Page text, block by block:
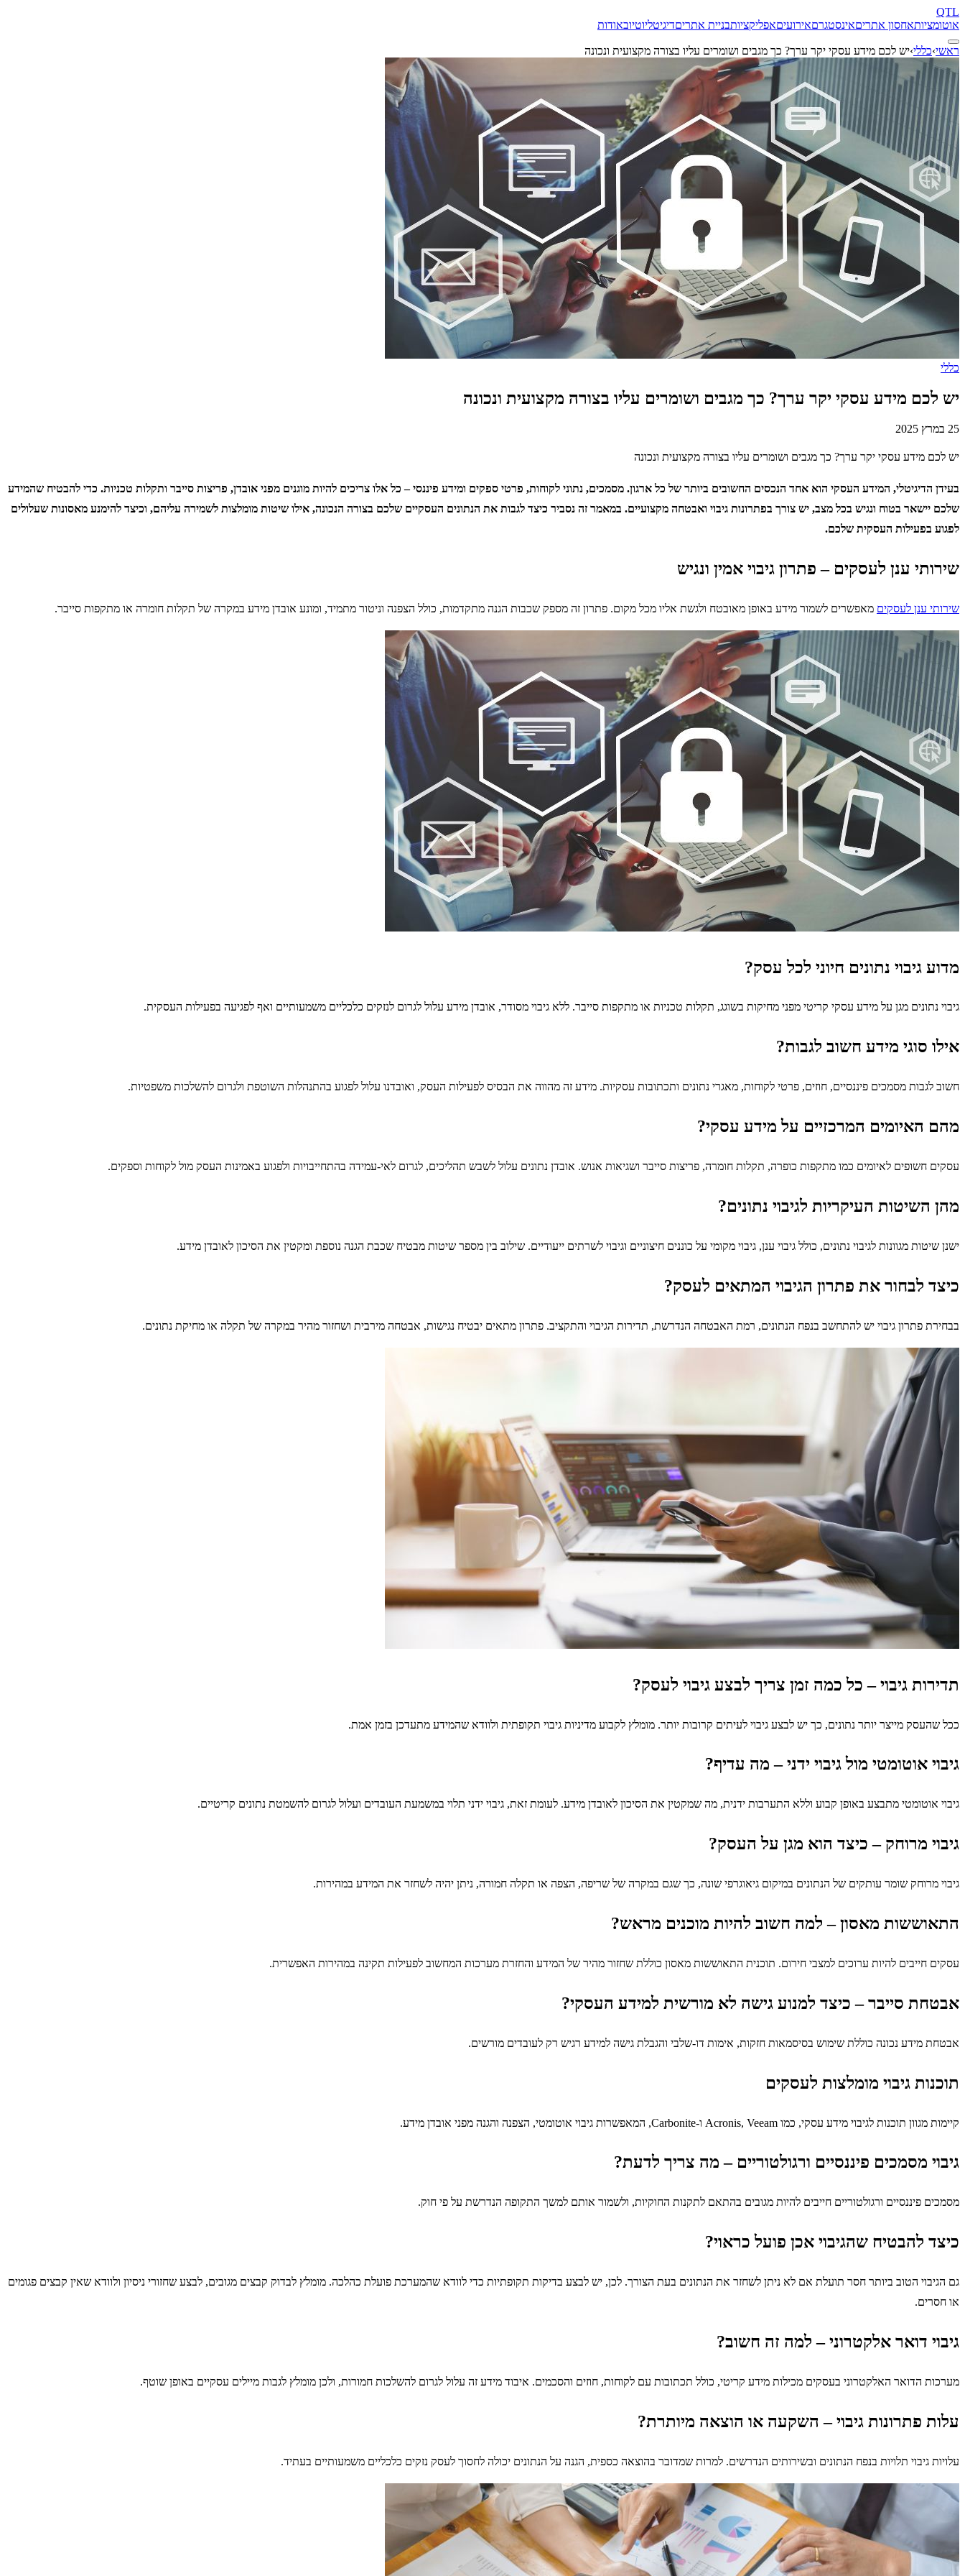
QTL
אוטומציותאחסון אתריםאינסטגרםאירועיםאפליקציותבניית אתריםדיגיטליוטיובאודות
ראשי›כללי›יש לכם מידע עסקי יקר ערך? כך מגבים ושומרים עליו בצורה מקצועית ונכונה
כללי
יש לכם מידע עסקי יקר ערך? כך מגבים ושומרים עליו בצורה מקצועית ונכונה
25 במרץ 2025
יש לכם מידע עסקי יקר ערך? כך מגבים ושומרים עליו בצורה מקצועית ונכונה
בעידן הדיגיטלי, המידע העסקי הוא אחד הנכסים החשובים ביותר של כל ארגון. מסמכים, נתוני לקוחות, פרטי ספקים ומידע פיננסי – כל אלו צריכים להיות מוגנים מפני אובדן, פריצות סייבר ותקלות טכניות. כדי להבטיח שהמידע
שלכם יישאר בטוח ונגיש בכל מצב, יש צורך בפתרונות גיבוי ואבטחה מקצועיים. במאמר זה נסביר כיצד לגבות את הנתונים העסקיים שלכם בצורה הנכונה, אילו שיטות מומלצות לשמירה עליהם, וכיצד להימנע מאסונות שעלולים
לפגוע בפעילות העסקית שלכם.
שירותי ענן לעסקים – פתרון גיבוי אמין ונגיש
שירותי ענן לעסקים מאפשרים לשמור מידע באופן מאובטח ולגשת אליו מכל מקום. פתרון זה מספק שכבות הגנה מתקדמות, כולל הצפנה וניטור מתמיד, ומונע אובדן מידע במקרה של תקלות חומרה או מתקפות סייבר.
מדוע גיבוי נתונים חיוני לכל עסק?
גיבוי נתונים מגן על מידע עסקי קריטי מפני מחיקות בשוגג, תקלות טכניות או מתקפות סייבר. ללא גיבוי מסודר, אובדן מידע עלול לגרום לנזקים כלכליים משמעותיים ואף לפגיעה בפעילות העסקית.
אילו סוגי מידע חשוב לגבות?
חשוב לגבות מסמכים פיננסיים, חוזים, פרטי לקוחות, מאגרי נתונים ותכתובות עסקיות. מידע זה מהווה את הבסיס לפעילות העסק, ואובדנו עלול לפגוע בהתנהלות השוטפת ולגרום להשלכות משפטיות.
מהם האיומים המרכזיים על מידע עסקי?
עסקים חשופים לאיומים כמו מתקפות כופרה, תקלות חומרה, פריצות סייבר ושגיאות אנוש. אובדן נתונים עלול לשבש תהליכים, לגרום לאי-עמידה בהתחייבויות ולפגוע באמינות העסק מול לקוחות וספקים.
מהן השיטות העיקריות לגיבוי נתונים?
ישנן שיטות מגוונות לגיבוי נתונים, כולל גיבוי ענן, גיבוי מקומי על כוננים חיצוניים וגיבוי לשרתים ייעודיים. שילוב בין מספר שיטות מבטיח שכבת הגנה נוספת ומקטין את הסיכון לאובדן מידע.
כיצד לבחור את פתרון הגיבוי המתאים לעסק?
בבחירת פתרון גיבוי יש להתחשב בנפח הנתונים, רמת האבטחה הנדרשת, תדירות הגיבוי והתקציב. פתרון מתאים יבטיח נגישות, אבטחה מירבית ושחזור מהיר במקרה של תקלה או מחיקת נתונים.
תדירות גיבוי – כל כמה זמן צריך לבצע גיבוי לעסק?
ככל שהעסק מייצר יותר נתונים, כך יש לבצע גיבוי לעיתים קרובות יותר. מומלץ לקבוע מדיניות גיבוי תקופתית ולוודא שהמידע מתעדכן בזמן אמת.
גיבוי אוטומטי מול גיבוי ידני – מה עדיף?
גיבוי אוטומטי מתבצע באופן קבוע וללא התערבות ידנית, מה שמקטין את הסיכון לאובדן מידע. לעומת זאת, גיבוי ידני תלוי במשמעת העובדים ועלול לגרום להשמטת נתונים קריטיים.
גיבוי מרוחק – כיצד הוא מגן על העסק?
גיבוי מרוחק שומר עותקים של הנתונים במיקום גיאוגרפי שונה, כך שגם במקרה של שריפה, הצפה או תקלה חמורה, ניתן יהיה לשחזר את המידע במהירות.
התאוששות מאסון – למה חשוב להיות מוכנים מראש?
עסקים חייבים להיות ערוכים למצבי חירום. תוכנית התאוששות מאסון כוללת שחזור מהיר של המידע והחזרת מערכות המחשוב לפעילות תקינה במהירות האפשרית.
אבטחת סייבר – כיצד למנוע גישה לא מורשית למידע העסקי?
אבטחת מידע נכונה כוללת שימוש בסיסמאות חזקות, אימות דו-שלבי והגבלת גישה למידע רגיש רק לעובדים מורשים.
תוכנות גיבוי מומלצות לעסקים
קיימות מגוון תוכנות לגיבוי מידע עסקי, כמו Acronis, Veeam ו-Carbonite, המאפשרות גיבוי אוטומטי, הצפנה והגנה מפני אובדן מידע.
גיבוי מסמכים פיננסיים ורגולטוריים – מה צריך לדעת?
מסמכים פיננסיים ורגולטוריים חייבים להיות מגובים בהתאם לתקנות החוקיות, ולשמור אותם למשך התקופה הנדרשת על פי חוק.
כיצד להבטיח שהגיבוי אכן פועל כראוי?
גם הגיבוי הטוב ביותר חסר תועלת אם לא ניתן לשחזר את הנתונים בעת הצורך. לכן, יש לבצע בדיקות תקופתיות כדי לוודא שהמערכת פועלת כהלכה. מומלץ לבדוק קבצים מגובים, לבצע שחזורי ניסיון ולוודא שאין קבצים פגומים
או חסרים.
גיבוי דואר אלקטרוני – למה זה חשוב?
מערכות הדואר האלקטרוני בעסקים מכילות מידע קריטי, כולל תכתובות עם לקוחות, חוזים והסכמים. איבוד מידע זה עלול לגרום להשלכות חמורות, ולכן מומלץ לגבות מיילים עסקיים באופן שוטף.
עלות פתרונות גיבוי – השקעה או הוצאה מיותרת?
עלויות גיבוי תלויות בנפח הנתונים ובשירותים הנדרשים. למרות שמדובר בהוצאה כספית, הגנה על הנתונים יכולה לחסוך לעסק נזקים כלכליים משמעותיים בעתיד.